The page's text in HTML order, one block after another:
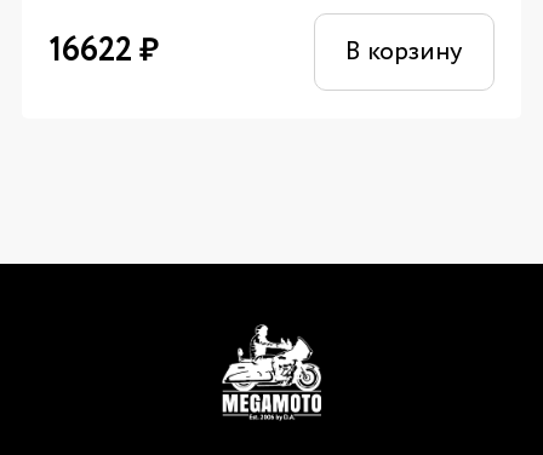
16622₽ В корзину